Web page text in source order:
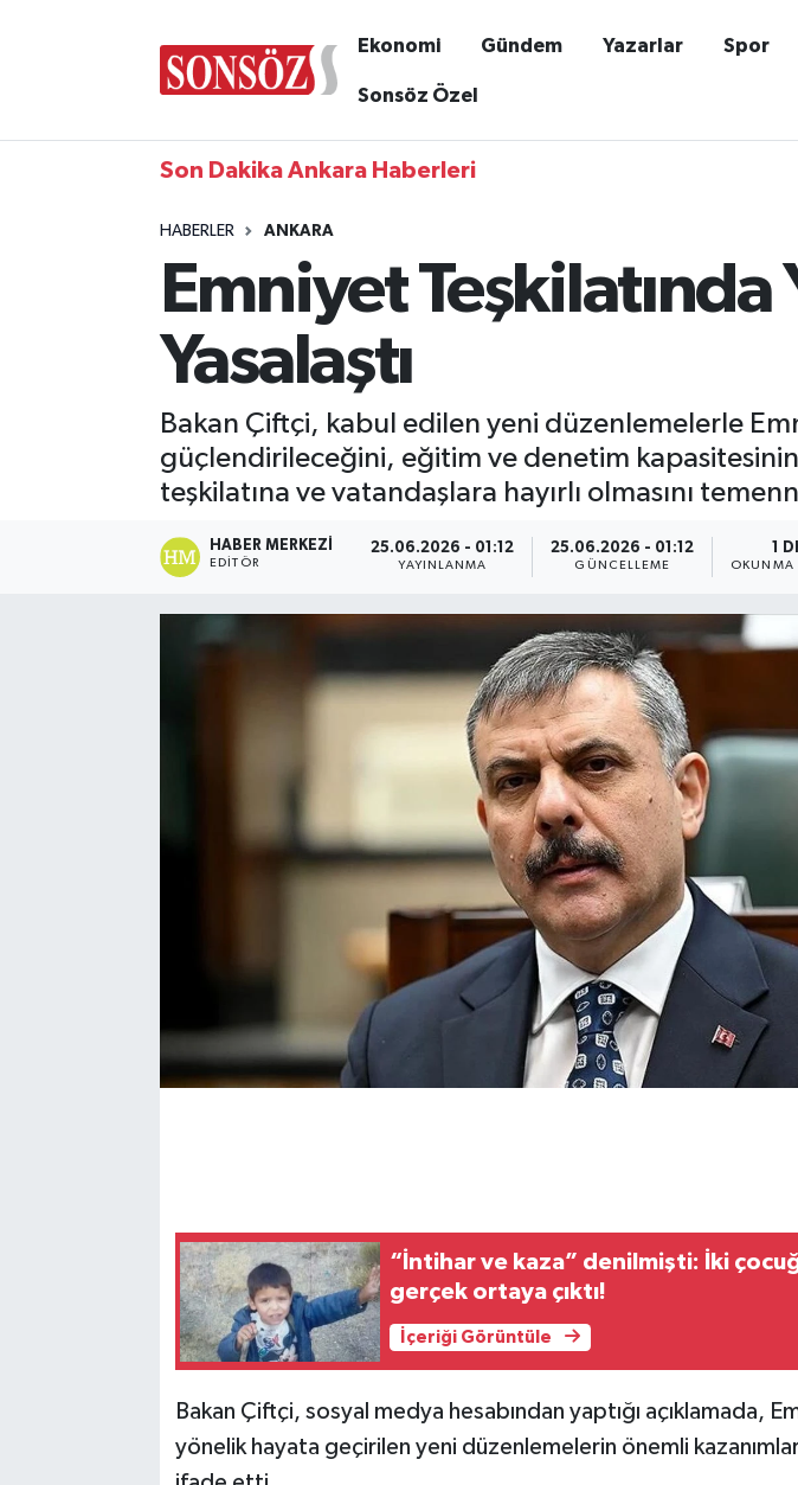
Ekonomi Gündem Yazarlar Spor
Sonsöz Özel
Son Dakika Ankara Haberleri
HABERLER ANKARA
Emniyet
Yasalaştı
Bakan Çiftçi, kabul edilen yeni düzenlemelerle
güçlendirileceğini, eğitim ve denetim
teşkilatına ve vatandaşlara hayırlı olmasını
HABER MERKEZI
EDITÖR
25.06.2026 - 01:12
YAYINLANMA
25.06.2026 - 01:12
GÜNCELLEME
1
OKUNMA
“İntihar ve kaza” denilmişti: İki
gerçek ortaya çıktı!
İçeriği Görüntüle
Bakan Çiftçi, sosyal medya hesabından yaptığı açıklamada,
yönelik hayata geçirilen yeni düzenlemelerin önemli kazanımlar